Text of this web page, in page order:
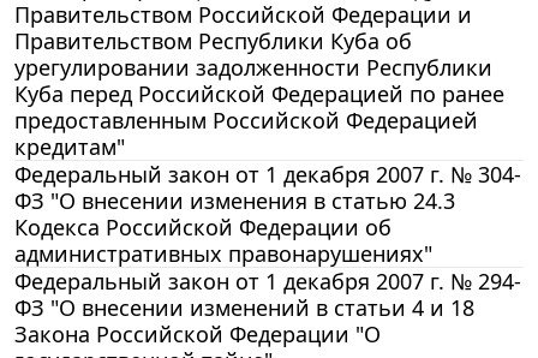
Правительством Российской Федерации и
Правительством Республики Куба об
урегулировании задолженности Республики
Куба перед Российской Федерацией по ранее
предоставленным Российской Федерацией
кредитам"
Федеральный закон от 1 декабря 2007 г. № 304-
ФЗ "О внесении изменения в статью 24.3
Кодекса Российской Федерации об
административных правонарушениях"
Федеральный закон от 1 декабря 2007 г. № 294-
ФЗ "О внесении изменений в статьи 4 и 18
Закона Российской Федерации "О